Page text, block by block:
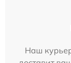
Наш